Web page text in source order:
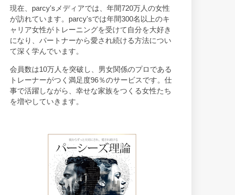
現在、parcy'sメディアでは、年間720万人の女性
が訪れています。parcy'sでは年間300名以上のキ
ャリア女性がトレーニングを受けて自分を大好き
になり、パートナーから愛され続ける方法につい
て深く学んでいます。
会員数は10万人を突破し、男女関係のプロである
トレーナーがつく満足度96％のサービスです。仕
事で活躍しながら、幸せな家族をつくる女性たち
を増やしていきます。